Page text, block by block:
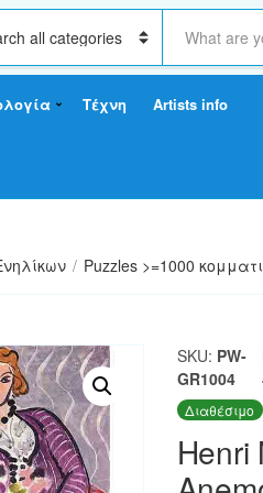
S
a
c
x
Τέχνη Artists info
/ Puzzles >=1000
SKU: PW-
GR1004
Διαθέσιμο
Henri